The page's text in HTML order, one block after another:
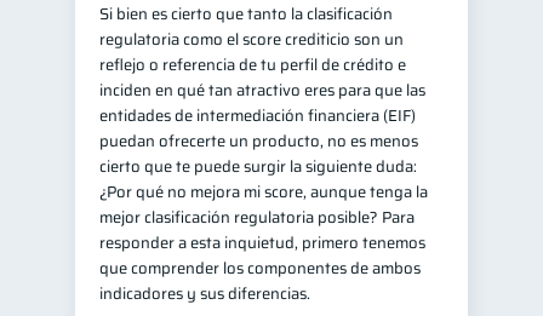
Si bien es cierto que tanto la clasificación
regulatoria como el score crediticio son un
reflejo o referencia de tu perfil de crédito e
inciden en qué tan atractivo eres para que las
entidades de intermediación financiera (EIF)
puedan ofrecerte un producto, no es menos
cierto que te puede surgir la siguiente duda:
¿Por qué no mejora mi score, aunque tenga la
mejor clasificación regulatoria posible? Para
responder a esta inquietud, primero tenemos
que comprender los componentes de ambos
indicadores y sus diferencias.